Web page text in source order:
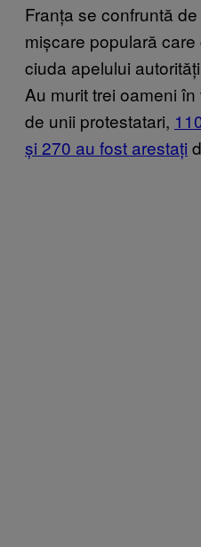
Franța se confruntă
mișcare populară
ciuda apelului
Au murit trei oameni
de unii protestatari,
și 270 au fost arestați